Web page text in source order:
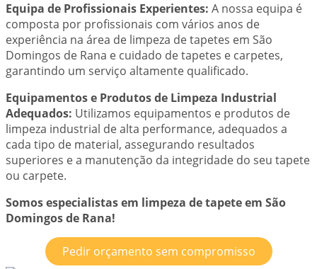
Equipa de Profissionais Experientes: A nossa equipa é
composta por profissionais com vários anos de
experiência na área de limpeza de tapetes em São
Domingos de Rana e cuidado de tapetes e carpetes,
garantindo um serviço altamente qualificado.
Equipamentos e Produtos de Limpeza Industrial
Adequados: Utilizamos equipamentos e produtos de
limpeza industrial de alta performance, adequados a
cada tipo de material, assegurando resultados
superiores e a manutenção da integridade do seu tapete
ou carpete.
Somos especialistas em limpeza de tapete em São
Domingos de Rana!
Pedir orçamento sem compromisso